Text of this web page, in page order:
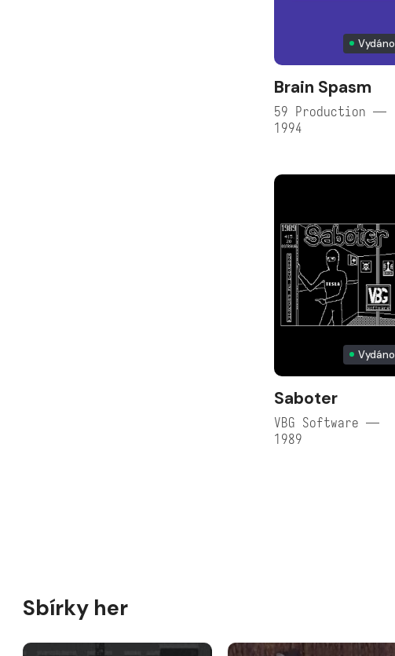
Vydáno
Brain Spasm
59 Production —
1994
Vydáno
Saboter
VBG Software —
1989
Sbírky her